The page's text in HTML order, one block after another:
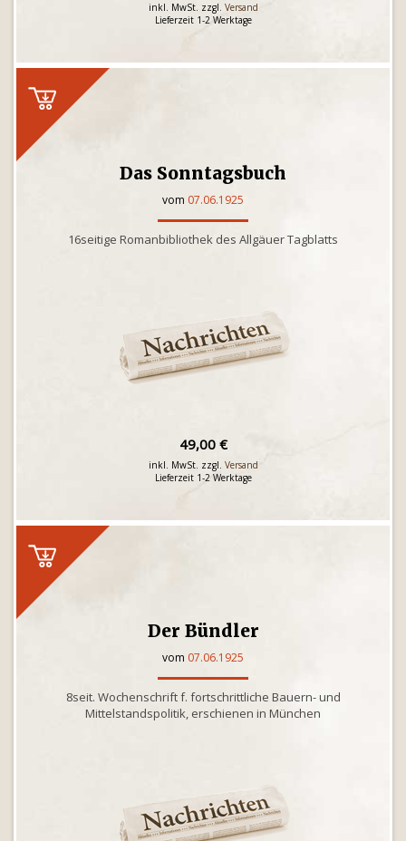
inkl. MwSt. zzgl. Versand
Lieferzeit 1-2 Werktage
Das Sonntagsbuch
vom 07.06.1925
16seitige Romanbibliothek des Allgäuer Tagblatts
49,00 €
inkl. MwSt. zzgl. Versand
Lieferzeit 1-2 Werktage
Der Bündler
vom 07.06.1925
8seit. Wochenschrift f. fortschrittliche Bauern- und
Mittelstandspolitik, erschienen in München